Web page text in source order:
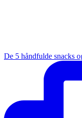
De 5 håndfulde snacks